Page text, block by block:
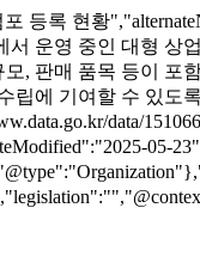
등록 현황
서 운영 중인 대형 상
, 판매 품목 등이 포
립에 기여할 수 있도
data/
05-